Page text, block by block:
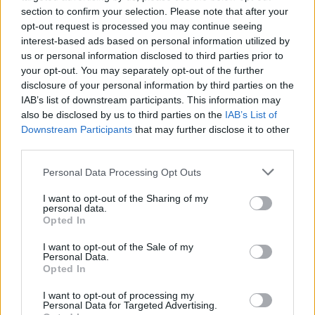
section to confirm your selection. Please note that after your
opt-out request is processed you may continue seeing
interest-based ads based on personal information utilized by
us or personal information disclosed to third parties prior to
your opt-out. You may separately opt-out of the further
disclosure of your personal information by third parties on the
IAB’s list of downstream participants. This information may
also be disclosed by us to third parties on the IAB’s List of
Downstream Participants that may further disclose it to other
Personal Data Processing Opt Outs
I want to opt-out of the Sharing of my
personal data.
Opted In
I want to opt-out of the Sale of my
Personal Data.
Opted In
I want to opt-out of processing my
Personal Data for Targeted Advertising.
Vyriausybei: atskleidė, kodėl tai nenaudinga
Laidos 24/7
00:04:10
Augančių energijos kainų aidai ir naujausiuose politikų
reitinguose: bene didžiausią smūgį gavo D. Kreivys
Žinios Lietuvos diena
00:03:00
Opozicijos noras atstatydinti D. Kreivį atsisuko prieš
Žinios | Lietuvos diena
00:12:13
S. Gentvilas atsakė, ką mano apie artėjančią
interpeliacijų bangą: nebūsiu patogus visiems
Žinios | Lietuvos diena